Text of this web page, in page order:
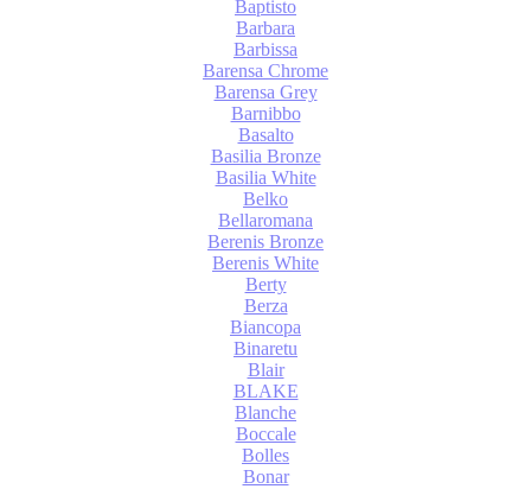
Baptisto
Barbara
Barbissa
Barensa Chrome
Barensa Grey
Barnibbo
Basalto
Basilia Bronze
Basilia White
Belko
Bellaromana
Berenis Bronze
Berenis White
Berty
Berza
Biancopa
Binaretu
Blair
BLAKE
Blanche
Boccale
Bolles
Bonar